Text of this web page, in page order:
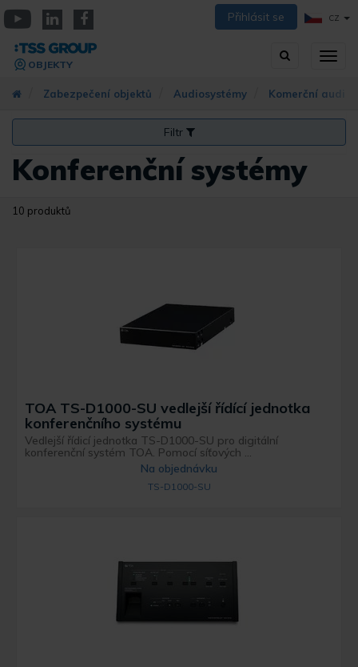
Přejít
k
hlavnímu
obsahu
Přihlásit se CZ
Vyhledávání
OBJEKTY
Zabezpečení objektů Audiosystémy Komerční audio
Filtr
Konferenční systémy
10 produktů
TOA TS-D1000-SU vedlejší řídící jednotka
konferenčního systému
Vedlejší řídicí jednotka TS-D1000-SU pro digitální
konferenční systém TOA. Pomocí síťových ...
Na objednávku
TS-D1000-SU